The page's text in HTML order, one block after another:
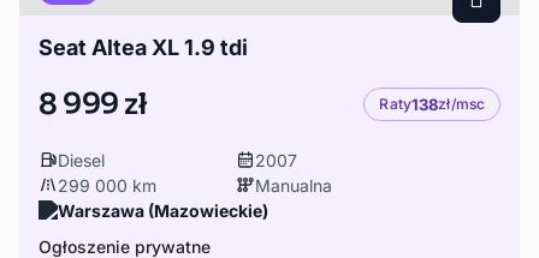
Seat Altea XL 1.9 tdi
8 999 zł Raty138zł/msc
Diesel
2007
299 000 km
Manualna
Warszawa (Mazowieckie)
Ogłoszenie prywatne